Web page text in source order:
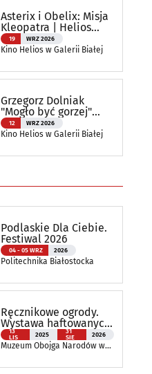
Asterix i Obelix: Misja
Kleopatra | Helios
RePlay
19 WRZ 2026
Kino Helios w Galerii Białej
Grzegorz Dolniak
"Mogło być gorzej"
Stand up | Helios na
Scenie
12 WRZ 2026
Kino Helios w Galerii Białej
Podlaskie Dla Ciebie.
Festiwal 2026
04 - 05 WRZ 2026
Politechnika Białostocka
Ręcznikowe ogrody.
Wystawa haftowanych
tkanin inspirowanych
naturą
13
LIS
2025
31
SIE
2026
Muzeum Obojga Narodów w
Muzeum Podlaskiego w